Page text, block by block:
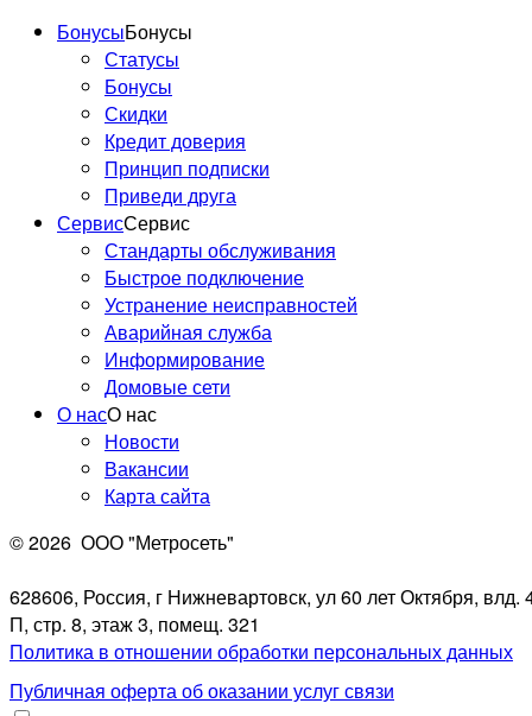
БонусыБонусы
Статусы
Бонусы
Скидки
Кредит доверия
Принцип подписки
Приведи друга
СервисСервис
Стандарты обслуживания
Быстрое подключение
Устранение неисправностей
Аварийная служба
Информирование
Домовые сети
О насО нас
Новости
Вакансии
Карта сайта
© 2026 ООО "Метросеть"
628606, Россия, г Нижневартовск, ул 60 лет Октября, влд.
П, стр. 8, этаж 3, помещ. 321
Политика в отношении обработки персональных данных
Публичная оферта об оказании услуг связи